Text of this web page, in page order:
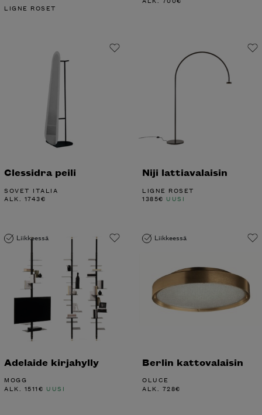
LIGNE ROSET
Clessidra peili
SOVET ITALIA
ALK. 1743€
Niji lattiavalaisin
LIGNE ROSET
1385€ UUSI
Liikkeessä
Adelaide kirjahylly
MOGG
ALK. 1511€ UUSI
Liikkeessä
Berlin kattovalaisin
OLUCE
ALK. 728€